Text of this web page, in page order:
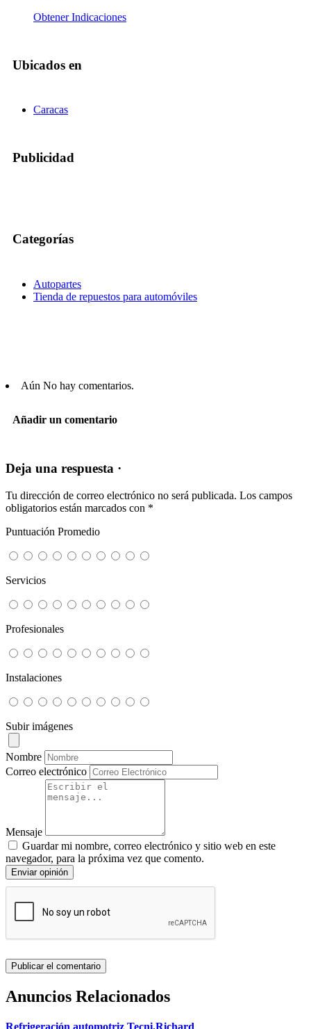
Obtener Indicaciones
Ubicados en
Caracas
Publicidad
Categorías
Autopartes
Tienda de repuestos para automóviles
Aún No hay comentarios.
Añadir un comentario
Deja una respuesta ·
Tu dirección de correo electrónico no será publicada. Los campos
obligatorios están marcados con *
Puntuación Promedio
Servicios
Profesionales
Instalaciones
Subir imágenes
Nombre
Correo electrónico
Mensaje
Guardar mi nombre, correo electrónico y sitio web en este
navegador, para la próxima vez que comento.
Enviar opinión
Anuncios Relacionados